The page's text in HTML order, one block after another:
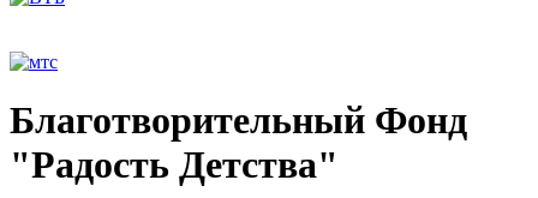
Благотворительный Фонд
"Радость Детства"